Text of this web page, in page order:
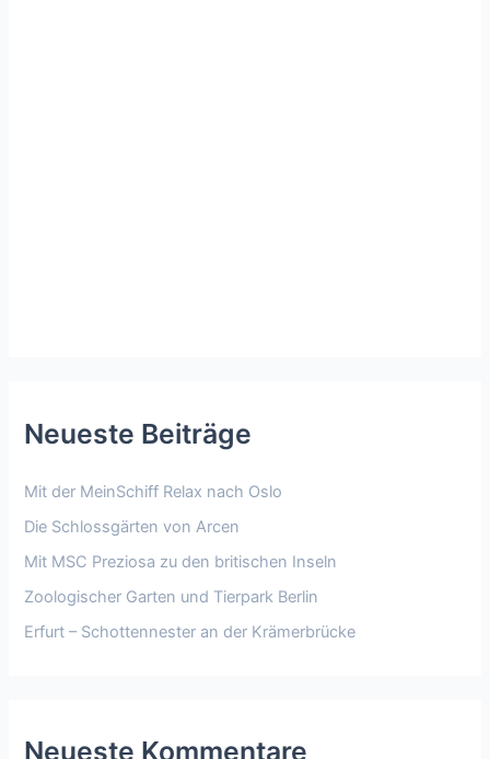
Neueste Beiträge
Mit der MeinSchiff Relax nach Oslo
Die Schlossgärten von Arcen
Mit MSC Preziosa zu den britischen Inseln
Zoologischer Garten und Tierpark Berlin
Erfurt – Schottennester an der Krämerbrücke
Neueste Kommentare